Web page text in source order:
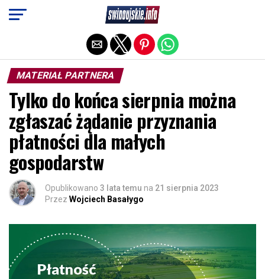
MATERIAŁ PARTNERA
Tylko do końca sierpnia można
zgłaszać żądanie przyznania
płatności dla małych
gospodarstw
Opublikowano 3 lata temu na 21 sierpnia 2023
Przez Wojciech Basałygo
Exit mobile version